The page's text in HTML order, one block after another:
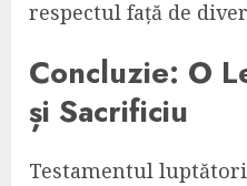
respectul față de
Concluzie: O
și Sacrificiu
Testamentul